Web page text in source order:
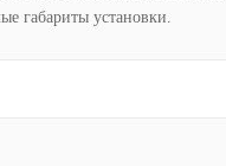
габариты установки.